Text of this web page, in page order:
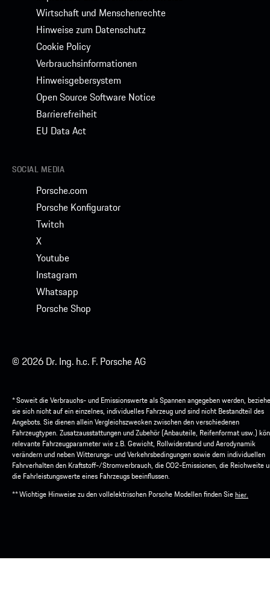
Wirtschaft und Menschenrechte
Hinweise zum Datenschutz
Cookie Policy
Verbrauchsinformationen
Hinweisgebersystem
Open Source Software Notice
Barrierefreiheit
EU Data Act
SOCIAL MEDIA
Porsche.com
Porsche Konfigurator
Twitch
X
Youtube
Instagram
Whatsapp
Porsche Shop
© 2026 Dr. Ing. h.c. F. Porsche AG
* Soweit die Verbrauchs- und Emissionswerte als Spannen angegeben werden,
sie sich nicht auf ein einzelnes, individuelles Fahrzeug und sind nicht Bestandteil des
Angebots. Sie dienen allein Vergleichszwecken zwischen den verschiedenen
Fahrzeugtypen. Zusatzausstattungen und Zubehör (Anbauteile, Reifenformat usw.)
relevante Fahrzeugparameter wie z.B. Gewicht, Rollwiderstand und Aerodynamik
verändern und neben Witterungs- und Verkehrsbedingungen sowie dem individuellen
Fahrverhalten den Kraftstoff-/Stromverbrauch, die CO2-Emissionen, die Reichweite
die Fahrleistungswerte eines Fahrzeugs beeinflussen.
** Wichtige Hinweise zu den vollelektrischen Porsche Modellen finden Siehier.